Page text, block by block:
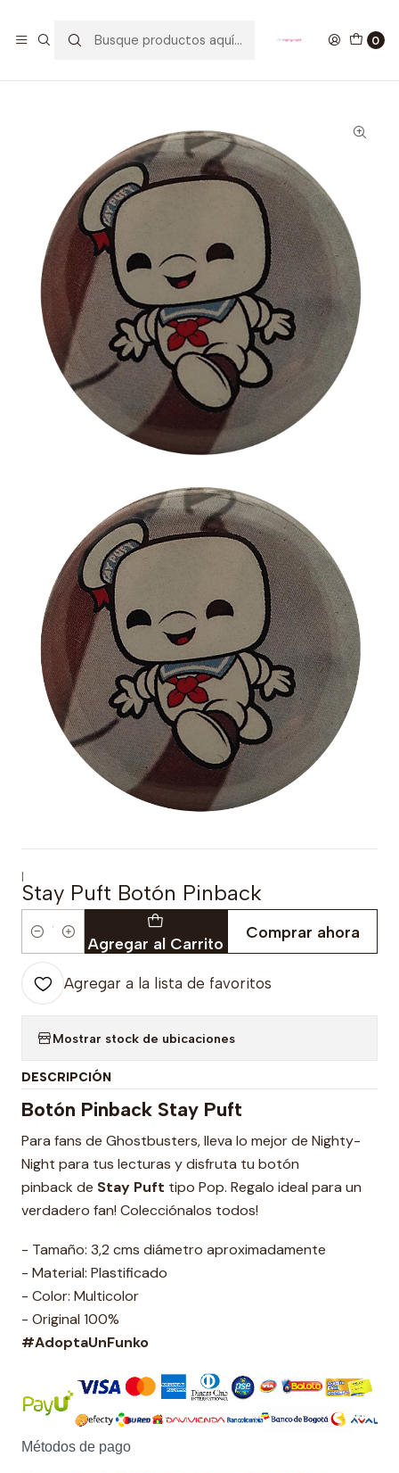
0
|
Stay Puft Botón Pinback
Cantidad Agregar al Carrito
Comprar ahora
Agregar a la lista de favoritos
Mostrar stock de ubicaciones
DESCRIPCIÓN
Botón Pinback Stay Puft
Para fans de Ghostbusters, lleva lo mejor de Nighty-
Night para tus lecturas y disfruta tu botón
pinback de Stay Puft tipo Pop. Regalo ideal para un
verdadero fan! Colecciónalos todos!
- Tamaño: 3,2 cms diámetro aproximadamente
- Material: Plastificado
- Color: Multicolor
- Original 100%
#AdoptaUnFunko
Métodos de pago